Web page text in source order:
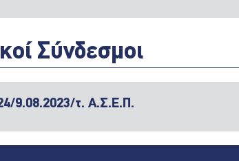
Σύνδεσμοι
9.08.2023/τ. Α.Σ.Ε.Π.